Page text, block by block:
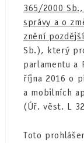
PRO MÉDIA
KONTAKTY
365/2000
správy a o
znění
Sb.), který
parlamentu a
října 2016 o
a mobilních
(Úř. věst. L
Toto